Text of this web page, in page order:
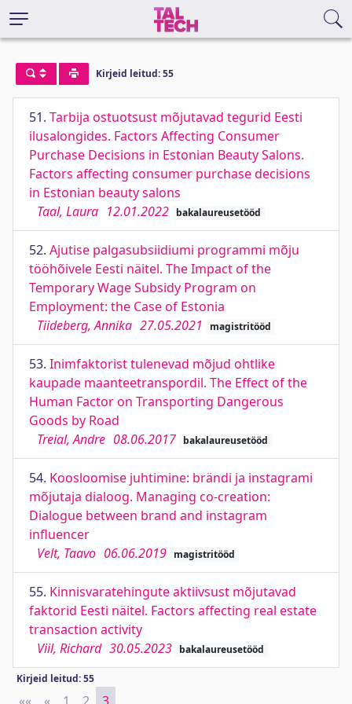
Kirjeid leitud: 55
51. Tarbija ostuotsust mõjutavad tegurid Eesti
ilusalongides. Factors Affecting Consumer
Purchase Decisions in Estonian Beauty Salons.
Factors affecting consumer purchase decisions
in Estonian beauty salons
Taal, Laura 12.01.2022 bakalaureusetööd
52. Ajutise palgasubsiidiumi programmi mõju
tööhõivele Eesti näitel. The Impact of the
Temporary Wage Subsidy Program on
Employment: the Case of Estonia
Tiideberg, Annika 27.05.2021 magistritööd
53. Inimfaktorist tulenevad mõjud ohtlike
kaupade maanteetranspordil. The Effect of the
Human Factor on Transporting Dangerous
Goods by Road
Treial, Andre 08.06.2017 bakalaureusetööd
54. Koosloomise juhtimine: brändi ja instagrami
mõjutaja dialoog. Managing co-creation:
Dialogue between brand and instagram
influencer
Velt, Taavo 06.06.2019 magistritööd
55. Kinnisvaratehingute aktiivsust mõjutavad
faktorid Eesti näitel. Factors affecting real estate
transaction activity
Viil, Richard 30.05.2023 bakalaureusetööd
Kirjeid leitud: 55